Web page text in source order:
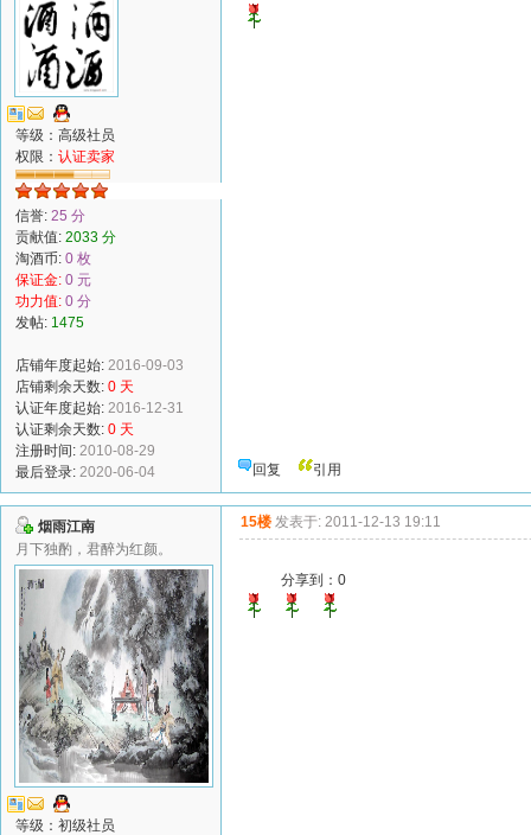
等级：高级社员
权限： 认证卖家
信誉: 25 分
贡献值: 2033 分
淘酒币: 0 枚
保证金: 0 元
功力值: 0 分
发帖: 1475
店铺年度起始: 2016-09-03
店铺剩余天数: 0 天
认证年度起始: 2016-12-31
认证剩余天数: 0 天
注册时间: 2010-08-29
最后登录: 2020-06-04 回复 引用
烟雨江南
月下独酌，君醉为红颜。
等级：初级社员
15楼 发表于: 2011-12-13 19:11
分享到： 0